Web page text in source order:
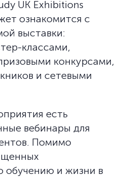
UK Exhibitions
ознакомится с
выставки:
классами,
конкурсами,
и сетевыми
есть
вебинары для
Помимо
обучению и жизни в